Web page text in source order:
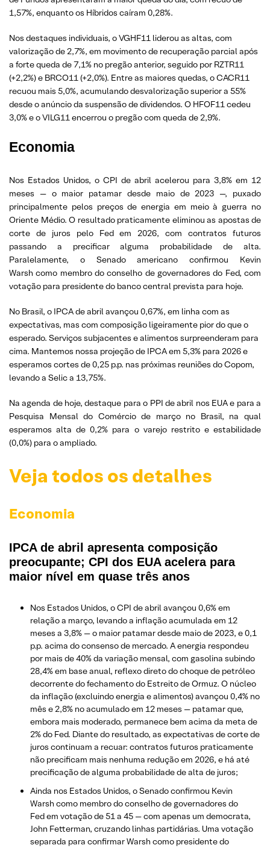
1,57%, enquanto os Híbridos caíram 0,28%.
Nos destaques individuais, o VGHF11 liderou as altas, com
valorização de 2,7%, em movimento de recuperação parcial após
a forte queda de 7,1% no pregão anterior, seguido por RZTR11
(+2,2%) e BRCO11 (+2,0%). Entre as maiores quedas, o CACR11
recuou mais 5,0%, acumulando desvalorização superior a 55%
desde o anúncio da suspensão de dividendos. O HFOF11 cedeu
3,0% e o VILG11 encerrou o pregão com queda de 2,9%.
Economia
Nos Estados Unidos, o CPI de abril acelerou para 3,8% em 12
meses — o maior patamar desde maio de 2023 —, puxado
principalmente pelos preços de energia em meio à guerra no
Oriente Médio. O resultado praticamente eliminou as apostas de
corte de juros pelo Fed em 2026, com contratos futuros
passando a precificar alguma probabilidade de alta.
Paralelamente, o Senado americano confirmou Kevin
Warsh como membro do conselho de governadores do Fed, com
votação para presidente do banco central prevista para hoje.
No Brasil, o IPCA de abril avançou 0,67%, em linha com as
expectativas, mas com composição ligeiramente pior do que o
esperado. Serviços subjacentes e alimentos surpreenderam para
cima. Mantemos nossa projeção de IPCA em 5,3% para 2026 e
esperamos cortes de 0,25 p.p. nas próximas reuniões do Copom,
levando a Selic a 13,75%.
Na agenda de hoje, destaque para o PPI de abril nos EUA e para a
Pesquisa Mensal do Comércio de março no Brasil, na qual
esperamos alta de 0,2% para o varejo restrito e estabilidade
(0,0%) para o ampliado.
Veja todos os detalhes
Economia
IPCA de abril apresenta composição
preocupante; CPI dos EUA acelera para
maior nível em quase três anos
Nos Estados Unidos, o CPI de abril avançou 0,6% em
relação a março, levando a inflação acumulada em 12
meses a 3,8% — o maior patamar desde maio de 2023, e 0,1
p.p. acima do consenso de mercado. A energia respondeu
por mais de 40% da variação mensal, com gasolina subindo
28,4% em base anual, reflexo direto do choque de petróleo
decorrente do fechamento do Estreito de Ormuz. O núcleo
da inflação (excluindo energia e alimentos) avançou 0,4% no
mês e 2,8% no acumulado em 12 meses — patamar que,
embora mais moderado, permanece bem acima da meta de
2% do Fed. Diante do resultado, as expectativas de corte de
juros continuam a recuar: contratos futuros praticamente
não precificam mais nenhuma redução em 2026, e há até
precificação de alguma probabilidade de alta de juros;
Ainda nos Estados Unidos, o Senado confirmou Kevin
Warsh como membro do conselho de governadores do
Fed em votação de 51 a 45 — com apenas um democrata,
John Fetterman, cruzando linhas partidárias. Uma votação
separada para confirmar Warsh como presidente do